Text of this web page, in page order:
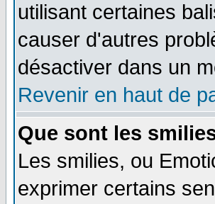
utilisant certaines
causer d'autres
désactiver dans un
Revenir en haut de
Que sont les
Les smilies, ou
exprimer certains